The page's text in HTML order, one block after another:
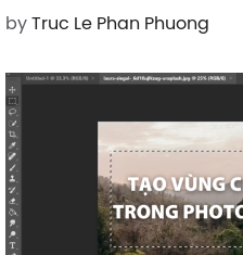
byTruc Le Phan Phuong